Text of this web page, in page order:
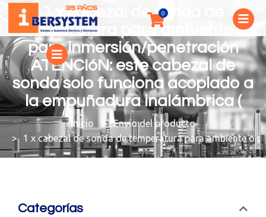
1 x cabezal de sonda de
temperatura para ambiente o
para inmersión/penetración
ATENCIóN: este cabezal de
sonda solo funciona acoplado a
la empuñadura inalámbrica (
You are here:
Envío del producto
1 x cabezal de sonda de temperatura para ambiente o
Categorías